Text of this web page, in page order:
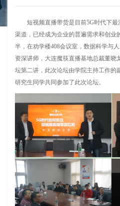
短视频直播带货是目前5G时代下
渠道，已经成为企业的普遍需求和创业
半，在劝学楼408会议室，数据科学与
资深讲师，大连魔筷直播基地总裁董晓
坛第二讲，此次论坛由学院主持工作的
研究生同学共同参加了此次论坛。